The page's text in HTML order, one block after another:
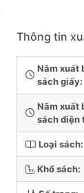
Thông tin
Năm xuất
sách giấy:
Năm xuất
sách điện
Loại sách:
Khổ sách: